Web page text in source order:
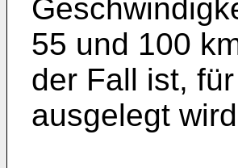
55 und 100
der Fall ist,
ausgelegt